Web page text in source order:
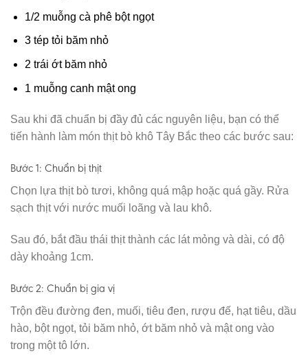
1/2 muỗng cà phê bột ngọt
3 tép tỏi băm nhỏ
2 trái ớt băm nhỏ
1 muỗng canh mật ong
Sau khi đã chuẩn bị đầy đủ các nguyên liệu, bạn có thể
tiến hành làm món thịt bò khô Tây Bắc theo các bước sau:
Bước 1: Chuẩn bị thịt
Chọn lựa thịt bò tươi, không quá mập hoặc quá gầy. Rửa
sạch thịt với nước muối loãng và lau khô.
Sau đó, bắt đầu thái thịt thành các lát mỏng và dài, có độ
dày khoảng 1cm.
Bước 2: Chuẩn bị gia vị
Trộn đều đường đen, muối, tiêu đen, rượu đế, hạt tiêu, dầu
hào, bột ngọt, tỏi băm nhỏ, ớt băm nhỏ và mật ong vào
trong một tô lớn.